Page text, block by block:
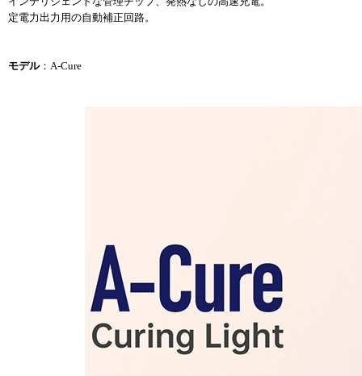
定電力出力用の自動補正回路。
モデル：A-Cure